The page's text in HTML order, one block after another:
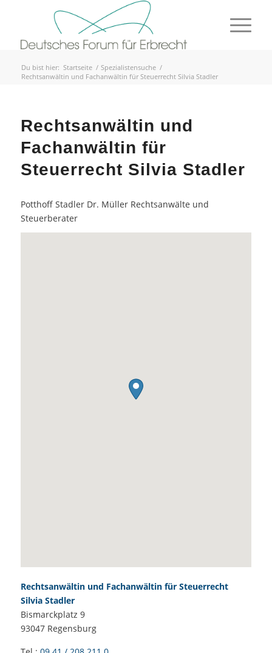
Du bist hier: Startseite / Spezialistensuche /
Rechtsanwältin und Fachanwältin für Steuerrecht Silvia Stadler
Rechtsanwältin und
Fachanwältin für
Steuerrecht Silvia Stadler
Potthoff Stadler Dr. Müller Rechtsanwälte und
Steuerberater
Rechtsanwältin und Fachanwältin für Steuerrecht
Silvia Stadler
Bismarckplatz 9
93047 Regensburg